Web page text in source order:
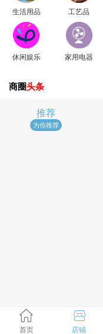
生活用品 工艺品
休闲娱乐 家用电器
商圈头条
推荐
为你推荐
首页 店铺